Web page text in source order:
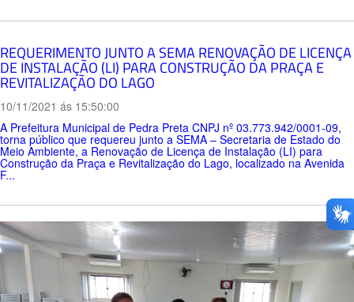
REQUERIMENTO JUNTO A SEMA RENOVAÇÃO DE LICENÇA
DE INSTALAÇÃO (LI) PARA CONSTRUÇÃO DA PRAÇA E
REVITALIZAÇÃO DO LAGO
10/11/2021 ás 15:50:00
A Prefeitura Municipal de Pedra Preta CNPJ nº 03.773.942/0001-09,
torna público que requereu junto a SEMA – Secretaria de Estado do
Meio Ambiente, a Renovação de Licença de Instalação (LI) para
Construção da Praça e Revitalização do Lago, localizado na Avenida
F...